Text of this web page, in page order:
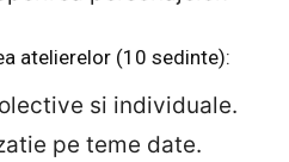
atelierelor (10 sedinte):
si individuale.
pe teme date.